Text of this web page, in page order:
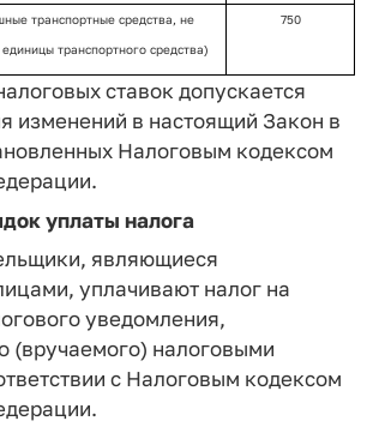
транспортные средства, не
транспортного средства)
750
ставок допускается
изменений в настоящий Закон в
Налоговым кодексом
уплаты налога
являющиеся
уплачивают налог на
уведомления,
(вручаемого) налоговыми
с Налоговым кодексом